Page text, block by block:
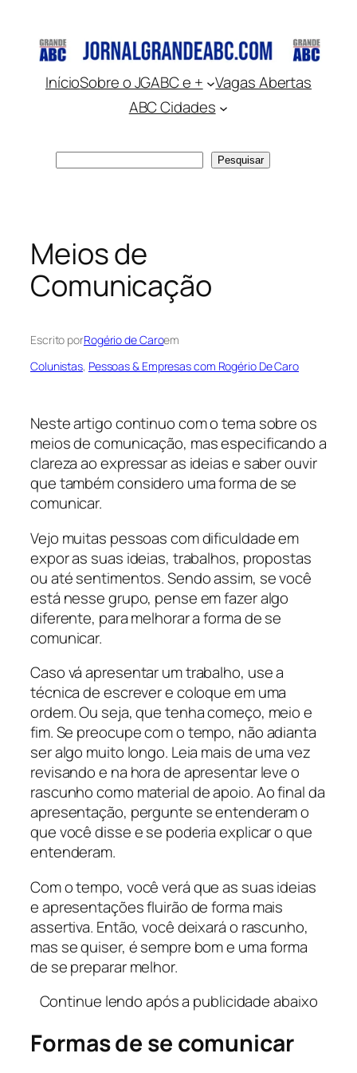
conteúdo
InícioSobre o JGABC e +
Vagas Abertas
ABC Cidades
Pesquisar
Meios de
Comunicação
Escrito porRogério de Caroem
Colunistas, Pessoas & Empresas com Rogério De Caro
Neste artigo continuo com o tema sobre os
meios de comunicação, mas especificando a
clareza ao expressar as ideias e saber ouvir
que também considero uma forma de se
comunicar.
Vejo muitas pessoas com dificuldade em
expor as suas ideias, trabalhos, propostas
ou até sentimentos. Sendo assim, se você
está nesse grupo, pense em fazer algo
diferente, para melhorar a forma de se
comunicar.
Caso vá apresentar um trabalho, use a
técnica de escrever e coloque em uma
ordem. Ou seja, que tenha começo, meio e
fim. Se preocupe com o tempo, não adianta
ser algo muito longo. Leia mais de uma vez
revisando e na hora de apresentar leve o
rascunho como material de apoio. Ao final da
apresentação, pergunte se entenderam o
que você disse e se poderia explicar o que
entenderam.
Com o tempo, você verá que as suas ideias
e apresentações fluirão de forma mais
assertiva. Então, você deixará o rascunho,
mas se quiser, é sempre bom e uma forma
de se preparar melhor.
Continue lendo após a publicidade abaixo
Formas de se comunicar